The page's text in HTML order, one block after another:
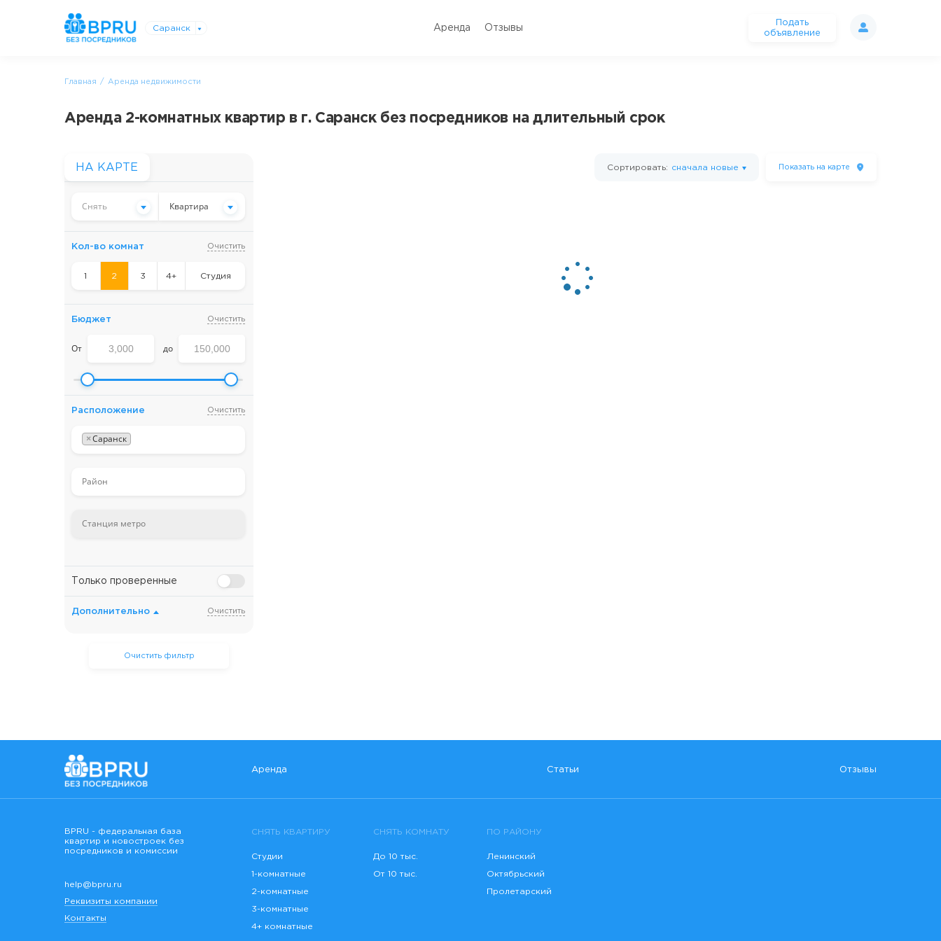
Саранск Аренда Отзывы
Подать
объявление
Главная Аренда недвижимости
Аренда 2-комнатных квартир в г. Саранск без посредников на длительный срок
Снять Квартира
Кол-во комнат Очистить
1 2 3 4+ Студия
Бюджет Очистить
От до
Расположение Очистить
×Саранск
Только проверенные
Дополнительно Очистить
НА КАРТЕ
Очистить фильтр
Сортировать: сначала новые Показать на карте
Аренда Статьи Отзывы
BPRU - федеральная база
квартир и новостроек без
посредников и комиссии
help@bpru.ru
Реквизиты компании
Контакты
СНЯТЬ КВАРТИРУ
Студии
1-комнатные
2-комнатные
3-комнатные
4+ комнатные
СНЯТЬ КОМНАТУ
До 10 тыс.
От 10 тыс.
ПО РАЙОНУ
Ленинский
Октябрьский
Пролетарский